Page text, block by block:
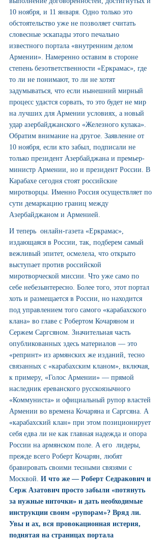
10 ноября, и 11 января. Одно только это
обстоятельство уже не позволяет считать
словесные эскапады этого печально
известного портала «внутренним делом
Армении». Намеренно оставим в стороне
степень безответственности «Еркрамас», где
то ли не понимают, то ли не хотят
задумываться, что если нынешний мирный
процесс удастся сорвать, то это будет не мир
на лучших для Армении условиях, а новый
удар азербайджанского «Железного кулака».
Обратим внимание на другое. Заявление от
10 ноября, если кто забыл, подписали не
только президент Азербайджана и премьер-
министр Армении, но и президент России. В
Карабахе сегодня стоят российские
миротворцы. Именно Россия осуществляет по
сути демаркацию границ между
Азербайджаном и Арменией.
И теперь  онлайн-газета «Еркрамас»,
издающаяся в России, так, подберем самый
вежливый эпитет, осмелела, что открыто
выступает против российской
миротворческой миссии. Что уже само по
себе небезынтересно. Более того, этот портал
хоть и размещается в России, но находится
под управлением того самого «карабахского
клана» во главе с Робертом Кочаряном и
Сержем Саргсяном. Значительная часть
опубликованных здесь материалов — это
«репринт» из армянских же изданий, тесно
связанных с «карабахским кланом», включая,
к примеру, «Голос Армении» — прямой
наследник ереванского русскоязычного
«Коммуниста» и официальный рупор властей
Армении во времена Кочаряна и Саргсяна. А
«карабахский клан» при этом позиционирует
себя едва ли не как главная надежда и опора
России на армянском поле. А его  лидеры,
прежде всего Роберт Кочарян, любят
бравировать своими тесными связями с
Москвой. И что же — Роберт Седракович и
Серж Азатович просто забыли «потянуть
за нужные ниточки» и дать необходимые
инструкции своим «рупорам»? Вряд ли.
Увы и ах, вся провокационная истерия,
поднятая на страницах портала